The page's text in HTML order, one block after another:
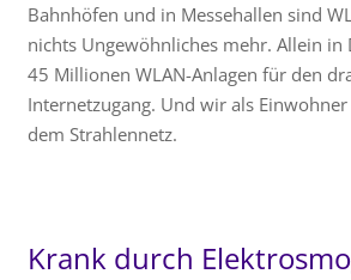
Bahnhöfen und in Messehallen sind
nichts Ungewöhnliches mehr. Allein in
45 Millionen WLAN-Anlagen für den
Internetzugang. Und wir als
dem Strahlennetz.
Krank durch